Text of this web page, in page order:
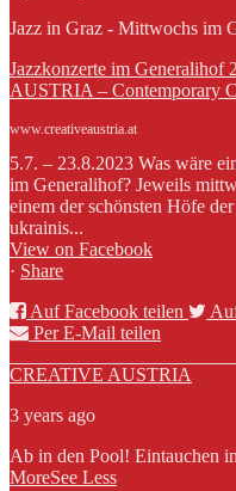
Jazz in Graz - Mittwochs im
Jazzkonzerte im
AUSTRIA – Contemporary
www.creativeaustria.at
5.7. – 23.8.2023 Was wäre
im Generalihof? Jeweils
einem der schönsten Höfe
ukrainis...
View on Facebook
· Share
Auf Facebook teilen
Per E-Mail teilen
CREATIVE AUSTRIA
3 years ago
Ab in den Pool! Eintauchen
MoreSee Less